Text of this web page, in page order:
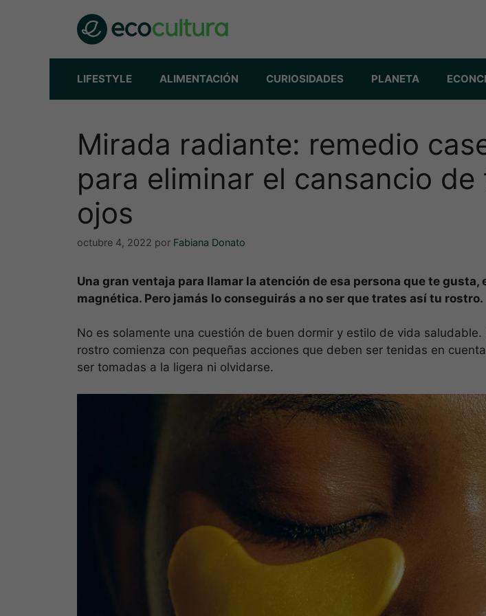
LIFESTYLE ALIMENTACIÓN CURIOSIDADES PLANETA
Mirada radiante: remedio
para eliminar el cansancio de
ojos
octubre 4, 2022 por Fabiana Donato
Una gran ventaja para llamar la atención de esa persona que te gusta,
magnética. Pero jamás lo conseguirás a no ser que trates así tu rostro.
No es solamente una cuestión de buen dormir y estilo de vida saludable.
rostro comienza con pequeñas acciones que deben ser tenidas en
ser tomadas a la ligera ni olvidarse.